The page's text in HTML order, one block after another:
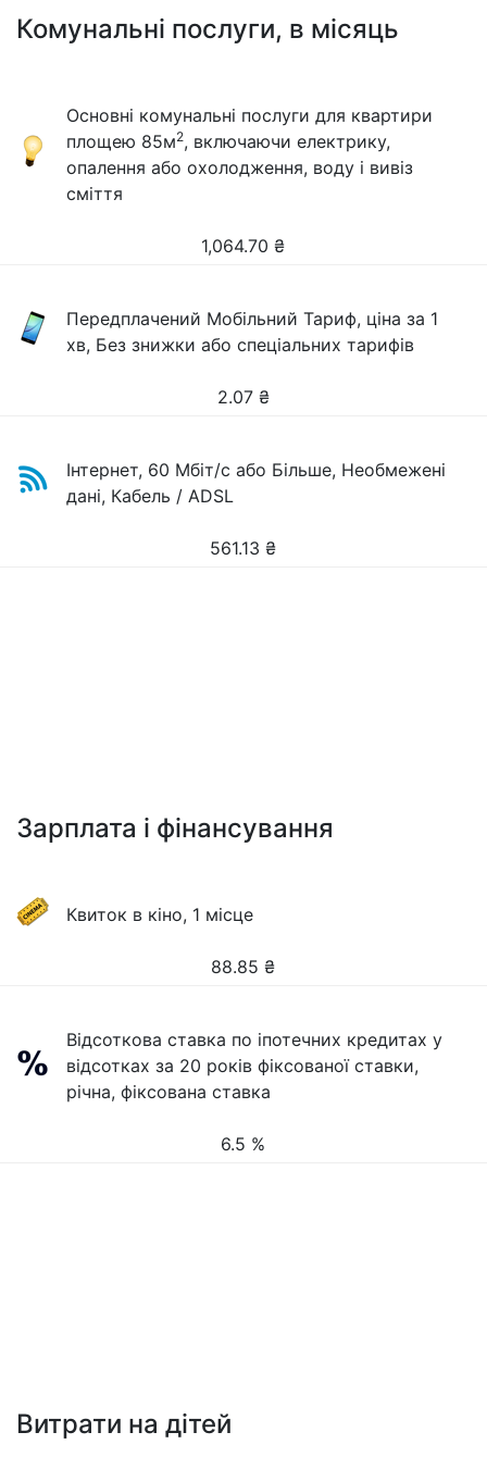
Комунальні послуги, в місяць
Основні комунальні послуги для квартири
площею 85м2, включаючи електрику,
опалення або охолодження, воду і вивіз
сміття
1,064.70 ₴
Передплачений Мобільний Тариф, ціна за 1
хв, Без знижки або спеціальних тарифів
2.07 ₴
Інтернет, 60 Мбіт/с або Більше, Необмежені
дані, Кабель / ADSL
561.13 ₴
Зарплата і фінансування
Квиток в кіно, 1 місце
88.85 ₴
Відсоткова ставка по іпотечних кредитах у
відсотках за 20 років фіксованої ставки,
річна, фіксована ставка
6.5 %
Витрати на дітей